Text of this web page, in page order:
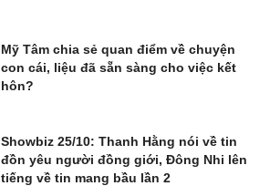
Mỹ Tâm chia sẻ quan điểm về chuyện
con cái, liệu đã sẵn sàng cho việc kết
hôn?
Showbiz 25/10: Thanh Hằng nói về tin
đồn yêu người đồng giới, Đông Nhi lên
tiếng về tin mang bầu lần 2